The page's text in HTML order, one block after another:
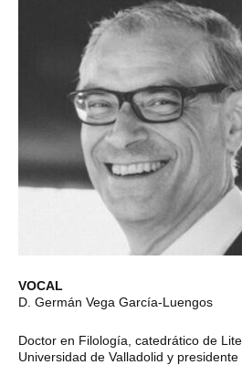
VOCAL
D. Germán Vega García-Luengos
Doctor en Filología, catedrático de
Universidad de Valladolid y